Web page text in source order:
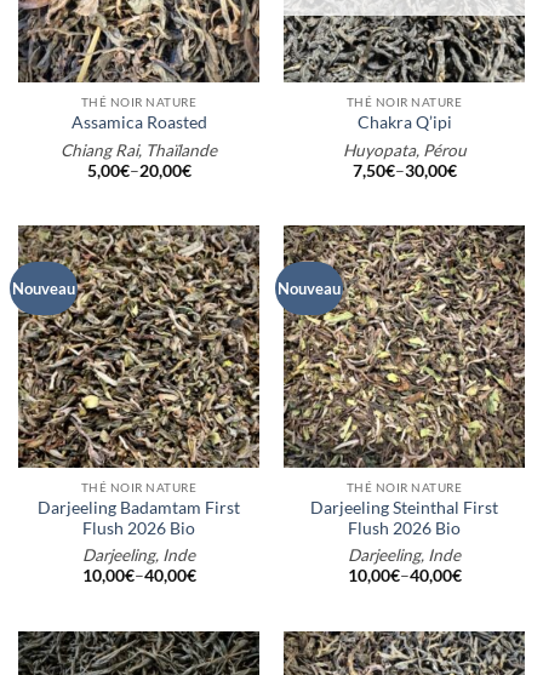
THÉ NOIR NATURE
Assamica Roasted
Chiang Rai, Thaïlande
5,00€–20,00€
THÉ NOIR NATURE
Chakra Q’ipi
Huyopata, Pérou
7,50€–30,00€
Nouveau
THÉ NOIR NATURE
Darjeeling Badamtam First
Flush 2026 Bio
Darjeeling, Inde
10,00€–40,00€
Nouveau
THÉ NOIR NATURE
Darjeeling Steinthal First
Flush 2026 Bio
Darjeeling, Inde
10,00€–40,00€